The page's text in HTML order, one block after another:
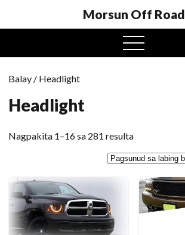
Morsun Off Road
Open
Menu
Balay / Headlight
Headlight
Nagpakita 1–16 sa 281 resultaGisunud
labing
bag-